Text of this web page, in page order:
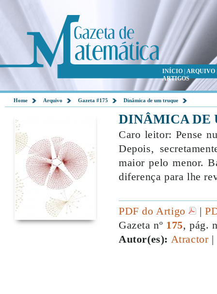
INÍCIO ARQUIVO
ARTIGOS
Home Arquivo Gazeta #175 Dinâmica de um truque
DINÂMICA DE
Caro leitor: Pense
Depois,
maior pelo menor.
diferença para lhe
PDF do Artigo |
Gazeta nº 175, pág.
Autor(es): Atractor|